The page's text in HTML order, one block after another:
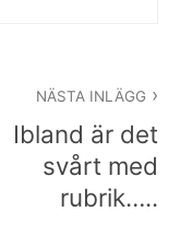
NÄSTA INLÄGG
Ibland är det
svårt med
rubrik…..